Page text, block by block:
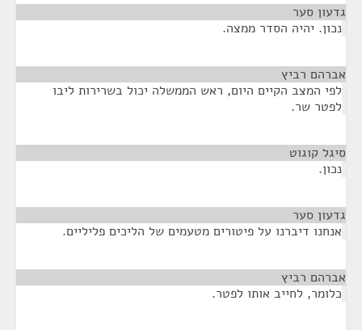
גדעון סער
נכון. יהיה הסדר ממצה.
אברהם רביץ
לפי המצב הקיים היום, ראש הממשלה יכול בשרירות ליבו
לפטר שר.
סיגל קוגוט
נכון.
גדעון סער
אנחנו דיברנו על פיטורים מטעמים של הליכים פליליים.
אברהם רביץ
כלומר, לחייב אותו לפטר.